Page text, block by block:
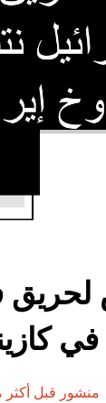
في
منشور قبل